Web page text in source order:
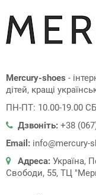
Mercury-shoes -
дітей, кращі
ПН-ПТ: 10.00-19.00
Дзвоніть: +38
Email: info@mercury-
Адреса: Україна,
Свободи, 55, ТЦ